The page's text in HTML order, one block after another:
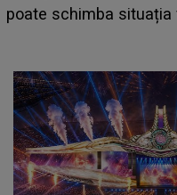
așteptate concerte pe